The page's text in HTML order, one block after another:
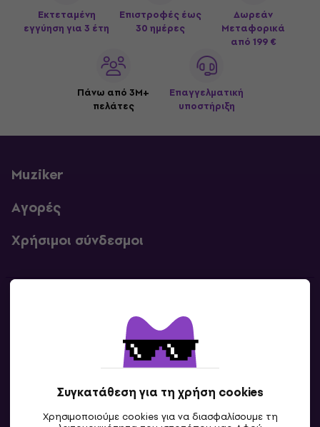
Συγκατάθεση για τη χρήση cookies
Χρησιμοποιούμε cookies για να διασφαλίσουμε τη
Εκτεταμένη
εγγύηση για 3 έτη
Επιστροφές έως
30 ημέρες
Δωρεάν
Μεταφορικά
από 199 €
Πάνω από 3M+
πελάτες
Επαγγελματική
υποστήριξη
Muziker
Αγορές
Χρήσιμοι σύνδεσμοι
Επικοινωνία